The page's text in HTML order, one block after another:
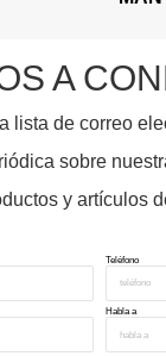
A
lista de correo
sobre
y artículos
Teléfono
Habla a